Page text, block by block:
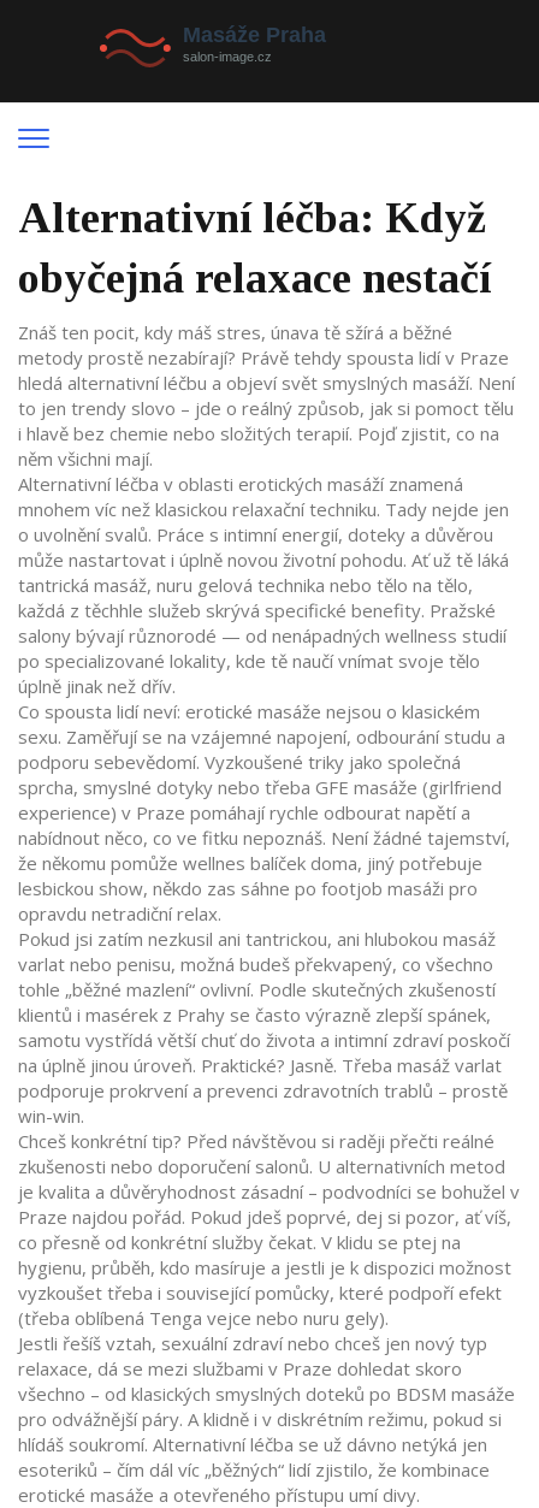
Alternativní léčba: Když
obyčejná relaxace nestačí
Znáš ten pocit, kdy máš stres, únava tě sžírá a běžné
metody prostě nezabírají? Právě tehdy spousta lidí v Praze
hledá alternativní léčbu a objeví svět smyslných masáží. Není
to jen trendy slovo – jde o reálný způsob, jak si pomoct tělu
i hlavě bez chemie nebo složitých terapií. Pojď zjistit, co na
něm všichni mají.
Alternativní léčba v oblasti erotických masáží znamená
mnohem víc než klasickou relaxační techniku. Tady nejde jen
o uvolnění svalů. Práce s intimní energií, doteky a důvěrou
může nastartovat i úplně novou životní pohodu. Ať už tě láká
tantrická masáž, nuru gelová technika nebo tělo na tělo,
každá z těchhle služeb skrývá specifické benefity. Pražské
salony bývají různorodé — od nenápadných wellness studií
po specializované lokality, kde tě naučí vnímat svoje tělo
úplně jinak než dřív.
Co spousta lidí neví: erotické masáže nejsou o klasickém
sexu. Zaměřují se na vzájemné napojení, odbourání studu a
podporu sebevědomí. Vyzkoušené triky jako společná
sprcha, smyslné dotyky nebo třeba GFE masáže (girlfriend
experience) v Praze pomáhají rychle odbourat napětí a
nabídnout něco, co ve fitku nepoznáš. Není žádné tajemství,
že někomu pomůže wellnes balíček doma, jiný potřebuje
lesbickou show, někdo zas sáhne po footjob masáži pro
opravdu netradiční relax.
Pokud jsi zatím nezkusil ani tantrickou, ani hlubokou masáž
varlat nebo penisu, možná budeš překvapený, co všechno
tohle „běžné mazlení“ ovlivní. Podle skutečných zkušeností
klientů i masérek z Prahy se často výrazně zlepší spánek,
samotu vystřídá větší chuť do života a intimní zdraví poskočí
na úplně jinou úroveň. Praktické? Jasně. Třeba masáž varlat
podporuje prokrvení a prevenci zdravotních trablů – prostě
win-win.
Chceš konkrétní tip? Před návštěvou si raději přečti reálné
zkušenosti nebo doporučení salonů. U alternativních metod
je kvalita a důvěryhodnost zásadní – podvodníci se bohužel v
Praze najdou pořád. Pokud jdeš poprvé, dej si pozor, ať víš,
co přesně od konkrétní služby čekat. V klidu se ptej na
hygienu, průběh, kdo masíruje a jestli je k dispozici možnost
vyzkoušet třeba i související pomůcky, které podpoří efekt
(třeba oblíbená Tenga vejce nebo nuru gely).
Jestli řešíš vztah, sexuální zdraví nebo chceš jen nový typ
relaxace, dá se mezi službami v Praze dohledat skoro
všechno – od klasických smyslných doteků po BDSM masáže
pro odvážnější páry. A klidně i v diskrétním režimu, pokud si
hlídáš soukromí. Alternativní léčba se už dávno netýká jen
esoteriků – čím dál víc „běžných“ lidí zjistilo, že kombinace
erotické masáže a otevřeného přístupu umí divy.